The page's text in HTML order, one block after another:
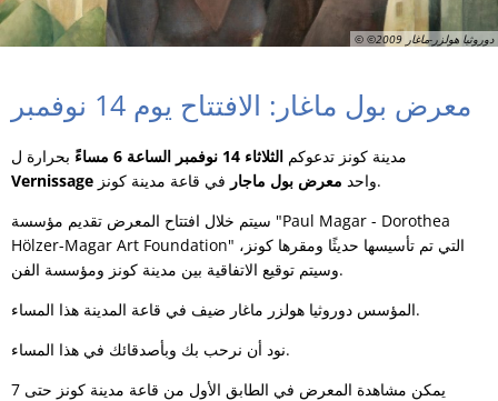
© ©2009 دوروثيا هولزر-ماغار
معرض بول ماغار: الافتتاح يوم 14 نوفمبر
مدينة كونز تدعوكم الثلاثاء 14 نوفمبر الساعة 6 مساءً
بحرارة ل
Vernissage
واحد معرض بول ماجار
في قاعة مدينة كونز.
سيتم خلال افتتاح المعرض تقديم مؤسسة "Paul Magar - Dorothea
Hölzer-Magar Art Foundation" التي تم تأسيسها حديثًا ومقرها كونز،
وسيتم توقيع الاتفاقية بين مدينة كونز ومؤسسة الفن.
المؤسس دوروثيا هولزر ماغار ضيف في قاعة المدينة هذا المساء.
نود أن نرحب بك وبأصدقائك في هذا المساء.
يمكن مشاهدة المعرض في الطابق الأول من قاعة مدينة كونز حتى 7